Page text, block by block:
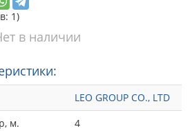
1)
в наличии
LEO GROUP CO., LTD
м.
4